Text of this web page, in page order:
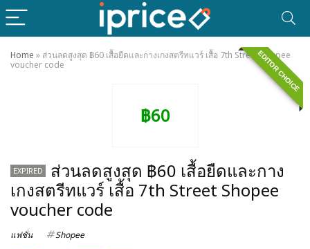
Home » ส่วนลดสูงสุด ฿60 เสื้อยืดและกางเกงสตรีทแวร์ เสื้อ 7th Street Shopee
voucher code
EDITOR CHOICE
฿60
EXPIRED
ส่วนลดสูงสุด ฿60 เสื้อยืดและกาง
เกงสตรีทแวร์ เสื้อ 7th Street Shopee
voucher code
แฟชั่น Shopee